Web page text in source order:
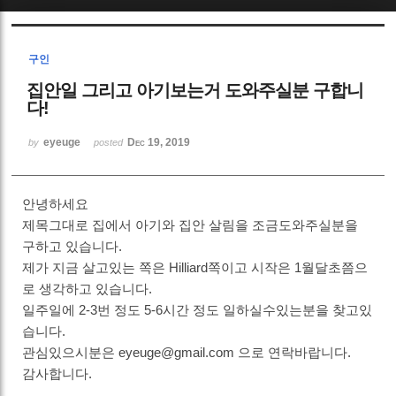
구인
집안일 그리고 아기보는거 도와주실분 구합니
다!
by eyeuge posted Dec 19, 2019
안녕하세요
제목그대로 집에서 아기와 집안 살림을 조금도와주실분을
구하고 있습니다.
제가 지금 살고있는 쪽은 Hilliard쪽이고 시작은 1월달초쯤으
로 생각하고 있습니다.
일주일에 2-3번 정도 5-6시간 정도 일하실수있는분을 찾고있
습니다.
관심있으시분은 eyeuge@gmail.com 으로 연락바랍니다.
감사합니다.
Sketchbook5, 스케치북5
Sketchbook5, 스케치북5